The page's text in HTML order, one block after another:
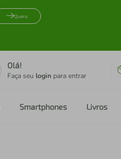
Quero
Olá!
Faça seu login para entrar
Smartphones Livros